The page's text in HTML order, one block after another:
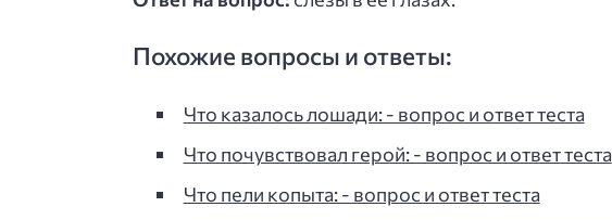
Похожие вопросы и ответы:
Что казалось лошади: - вопрос и ответ теста
Что почувствовал герой: - вопрос и ответ теста
Что пели копыта: - вопрос и ответ теста